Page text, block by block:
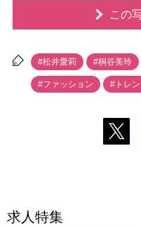
この
#松井愛莉 #桐谷美玲
#ファッション #トレ
求人特集